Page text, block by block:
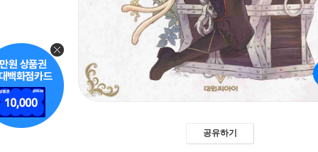
공유하기